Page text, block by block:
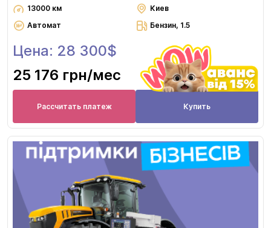
13000 км
Киев
Автомат
Бензин, 1.5
Цена: 28 300$
25 176 грн/мес
Рассчитать платеж Купить